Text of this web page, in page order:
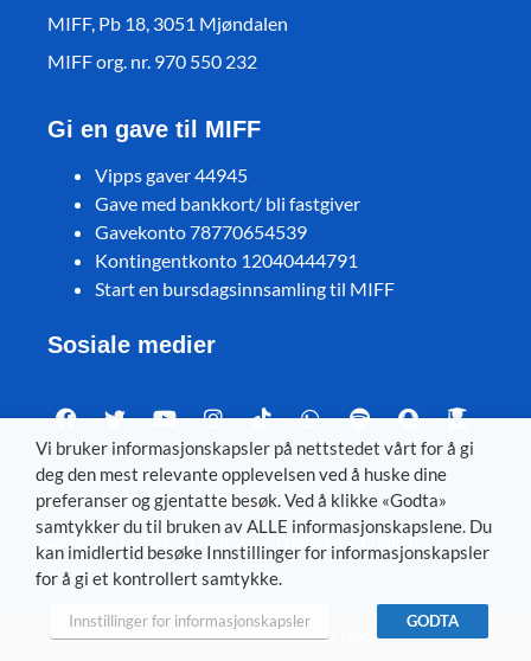
MIFF, Pb 18, 3051 Mjøndalen
MIFF org. nr. 970 550 232
Gi en gave til MIFF
Vipps gaver 44945
Gave med bankkort/ bli fastgiver
Gavekonto 78770654539
Kontingentkonto 12040444791
Start en bursdagsinnsamling til MIFF
Sosiale medier
Visit MIFF in other languages
Svenska– Dansk – Deutsch– Íslenska –English
© 2026 Med Israel for fred
Vi bruker informasjonskapsler på nettstedet vårt for å gi
deg den mest relevante opplevelsen ved å huske dine
preferanser og gjentatte besøk. Ved å klikke «Godta»
samtykker du til bruken av ALLE informasjonskapslene. Du
kan imidlertid besøke Innstillinger for informasjonskapsler
for å gi et kontrollert samtykke.
Innstillinger for informasjonskapsler GODTA